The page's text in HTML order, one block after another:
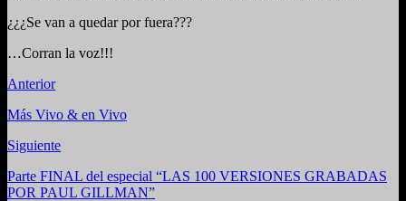
¿¿¿Se van a quedar por fuera???
…Corran la voz!!!
Anterior
Más Vivo & en Vivo
Siguiente
Parte FINAL del especial “LAS 100 VERSIONES GRABADAS
POR PAUL GILLMAN”